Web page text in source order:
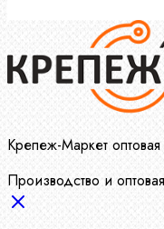
Крепеж-Маркет
Производство и